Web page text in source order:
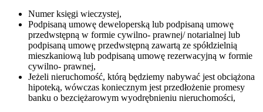
Numer księgi wieczystej,
Podpisaną umowę deweloperską lub podpisaną umowę
przedwstępną w formie cywilno- prawnej/ notarialnej lub
podpisaną umowę przedwstępną zawartą ze spółdzielnią
mieszkaniową lub podpisaną umowę rezerwacyjną w formie
cywilno- prawnej,
Jeżeli nieruchomość, którą będziemy nabywać jest obciążona
hipoteką, wówczas koniecznym jest przedłożenie promesy
banku o bezciężarowym wyodrębnieniu nieruchomości,